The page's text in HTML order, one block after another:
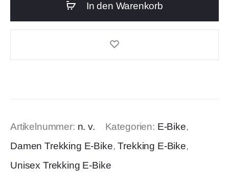
In den Warenkorb
Artikelnummer: n. v. Kategorien: E-Bike,
Damen Trekking E-Bike,Trekking E-Bike,
Unisex Trekking E-Bike